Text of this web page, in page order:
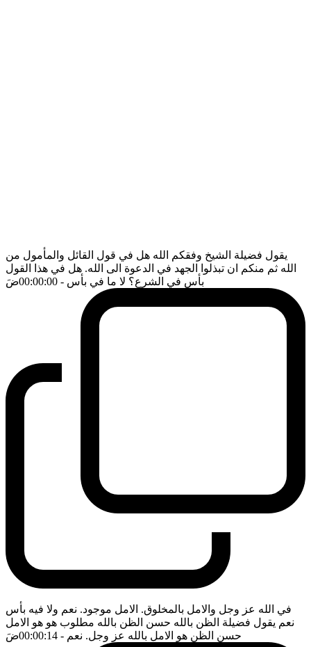
يقول فضيلة الشيخ وفقكم الله هل في قول القائل والمأمول من
الله ثم منكم ان تبذلوا الجهد في الدعوة الى الله. هل في هذا القول
بأس في الشرع؟ لا ما في بأس - 00:00:00 ضَ
في الله عز وجل والامل بالمخلوق. الامل موجود. نعم ولا فيه بأس
نعم يقول فضيلة الظن بالله حسن الظن بالله مطلوب هو هو الامل
حسن الظن هو الامل بالله عز وجل. نعم - 00:00:14 ضَ